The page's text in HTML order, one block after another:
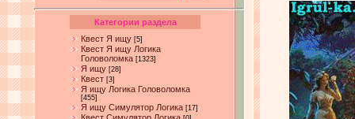
Категории раздела
Квест Я ищу [5]
Квест Я ищу Логика
Головоломка [1323]
Я ищу [28]
Квест [3]
Я ищу Логика Головоломка
[455]
Я ищу Симулятор Логика [17]
Квест Симулятор Логика